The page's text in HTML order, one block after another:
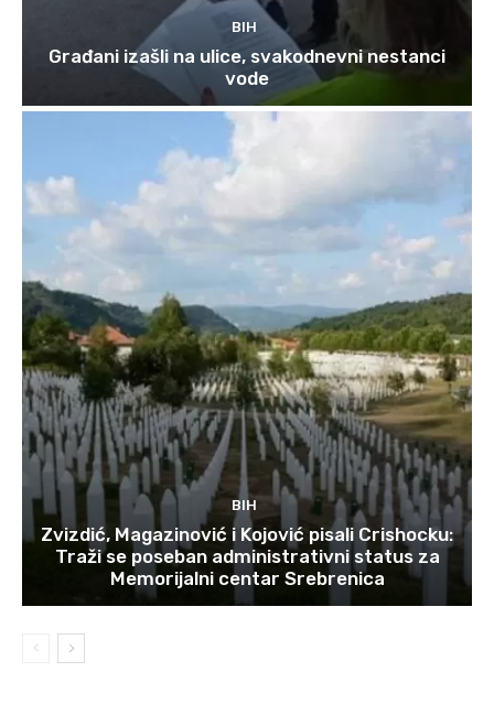
BIH
Građani izašli na ulice, svakodnevni nestanci
vode
BIH
Zvizdić, Magazinović i Kojović pisali Crishocku:
Traži se poseban administrativni status za
Memorijalni centar Srebrenica